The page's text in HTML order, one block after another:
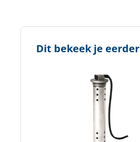
Dit bekeek je eerder